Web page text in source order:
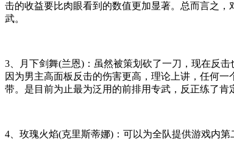
击的收益要比肉眼看到的数值更加显著。总而言之
武。
3、 月下剑舞(兰恩)：虽然被策划砍了一刀，现在反
因为男主高面板反击的伤害更高，理论上讲，任何
带。是目前为止最为泛用的前排用专武，反正练了肯
4、 玫瑰火焰(克里斯蒂娜)：可以为全队提供游戏内